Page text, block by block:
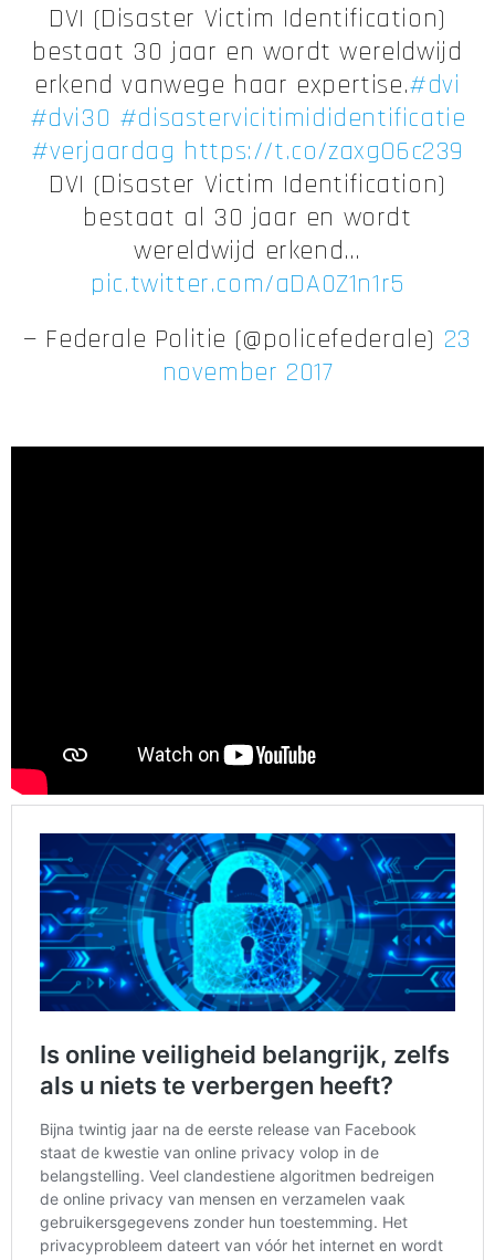
DVI (Disaster Victim Identification)
bestaat 30 jaar en wordt wereldwijd
erkend vanwege haar expertise.#dvi
#dvi30 #disastervicitimididentificatie
#verjaardag https://t.co/zaxgO6c239
DVI (Disaster Victim Identification)
bestaat al 30 jaar en wordt
wereldwijd erkend…
pic.twitter.com/aDA0Z1n1r5
— Federale Politie (@policefederale) 23
november 2017